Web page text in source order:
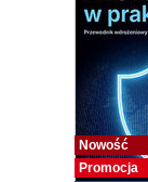
Nowość
Promocja